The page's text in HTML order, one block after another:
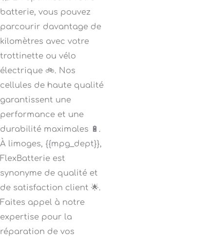
batterie, vous pouvez
parcourir davantage de
kilomètres avec votre
trottinette ou vélo
électrique 🚲. Nos
cellules de haute qualité
garantissent une
performance et une
durabilité maximales 🔋.
À limoges, {{mpg_dept}},
FlexBatterie est
synonyme de qualité et
de satisfaction client 🌟.
Faites appel à notre
expertise pour la
réparation de vos